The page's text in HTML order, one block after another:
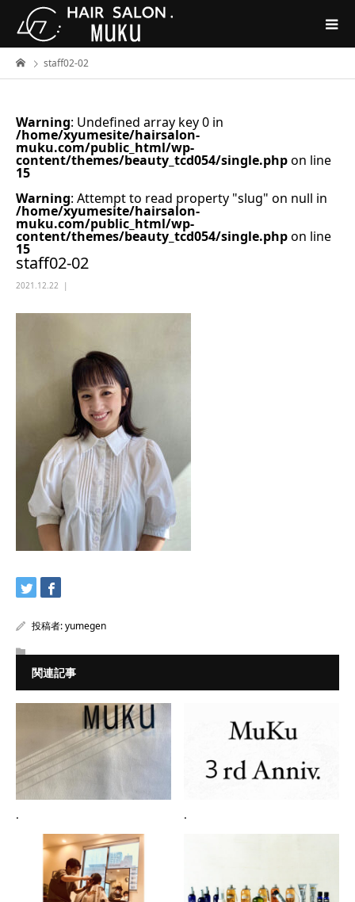
staff02-02
Warning: Undefined array key 0 in
/home/xyumesite/hairsalon-
muku.com/public_html/wp-
content/themes/beauty_tcd054/single.phpon line
15
Warning: Attempt to read property "slug" on null in
/home/xyumesite/hairsalon-
muku.com/public_html/wp-
content/themes/beauty_tcd054/single.phpon line
15
staff02-02
2021.12.22
投稿者:yumegen
関連記事
. .